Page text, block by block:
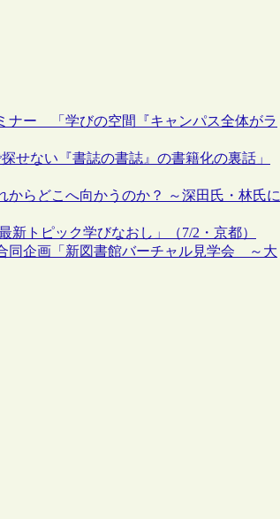
ナー 「学びの空間『キャンパス全体がラ
せない『書誌の書誌』の書籍化の裏話」
からどこへ向かうのか？ ～深田氏・林氏に
新トピック学びなおし」（7/2・京都）
同企画「新図書館バーチャル見学会 ～大